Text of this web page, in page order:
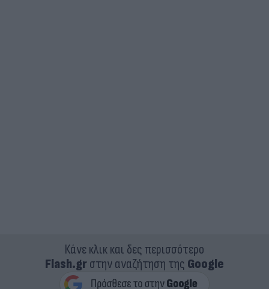
Κάνε κλικ και δες περισσότερο
Flash.grστην αναζήτηση της Google